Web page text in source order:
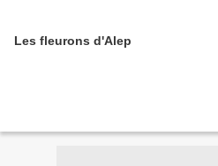
Les fleurons d'Alep